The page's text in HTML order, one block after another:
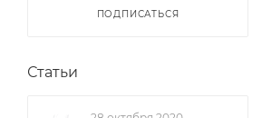
ПОДПИСАТЬСЯ
Статьи